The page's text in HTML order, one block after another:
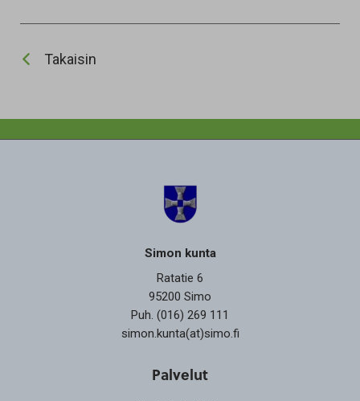
Takaisin
Simon kunta
Ratatie 6
95200 Simo
Puh. (016) 269 111
simon.kunta(at)simo.fi
Palvelut